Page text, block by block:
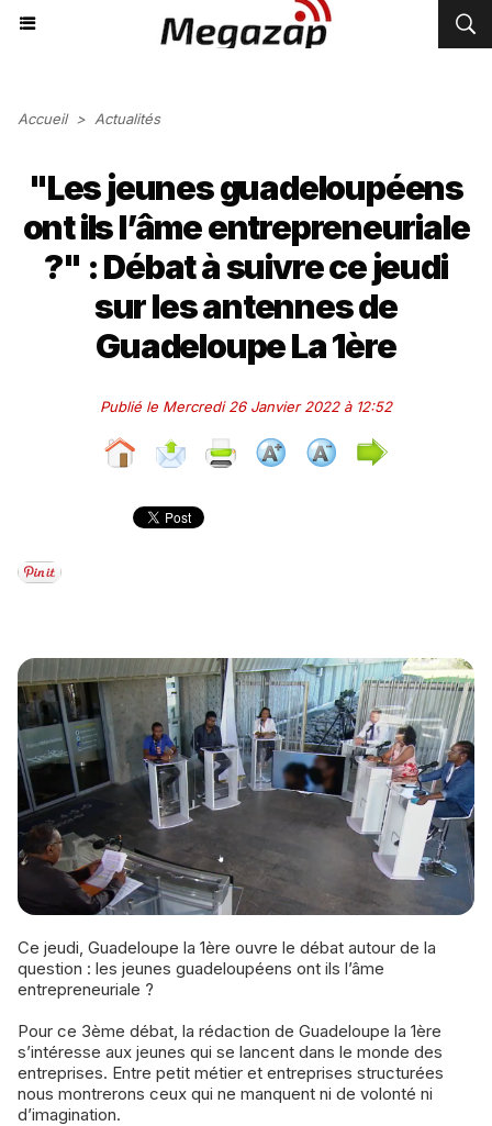
Accueil > Actualités
"Les jeunes guadeloupéens
ont ils l’âme entrepreneuriale
?" : Débat à suivre ce jeudi
sur les antennes de
Guadeloupe La 1ère
Publié le Mercredi 26 Janvier 2022 à 12:52
Ce jeudi, Guadeloupe la 1ère ouvre le débat autour de la
question : les jeunes guadeloupéens ont ils l’âme
entrepreneuriale ?
Pour ce 3ème débat, la rédaction de Guadeloupe la 1ère
s’intéresse aux jeunes qui se lancent dans le monde des
entreprises. Entre petit métier et entreprises structurées
nous montrerons ceux qui ne manquent ni de volonté ni
d’imagination.